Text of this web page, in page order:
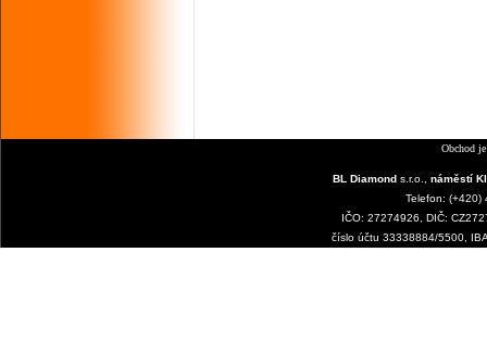
Obchod
BL Diamonds.r.o., náměstí
Telefon: (+420)
IČO: 27274926, DIČ:
číslo účtu 33338884/5500,